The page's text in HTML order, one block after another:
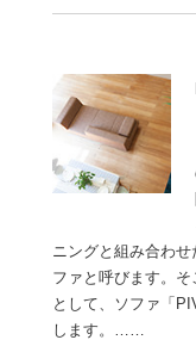
ニングと組み合わ
ファと呼びます。
として、ソファ「
します。……